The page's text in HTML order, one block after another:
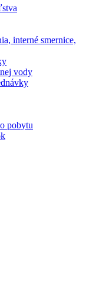
interné smernice,
vody
pobytu